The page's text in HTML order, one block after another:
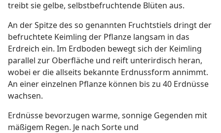
treibt sie gelbe, selbstbefruchtende Blüten aus.
An der Spitze des so genannten Fruchtstiels dringt der
befruchtete Keimling der Pflanze langsam in das
Erdreich ein. Im Erdboden bewegt sich der Keimling
parallel zur Oberfläche und reift unterirdisch heran,
wobei er die allseits bekannte Erdnussform annimmt.
An einer einzelnen Pflanze können bis zu 40 Erdnüsse
wachsen.
Erdnüsse bevorzugen warme, sonnige Gegenden mit
mäßigem Regen. Je nach Sorte und